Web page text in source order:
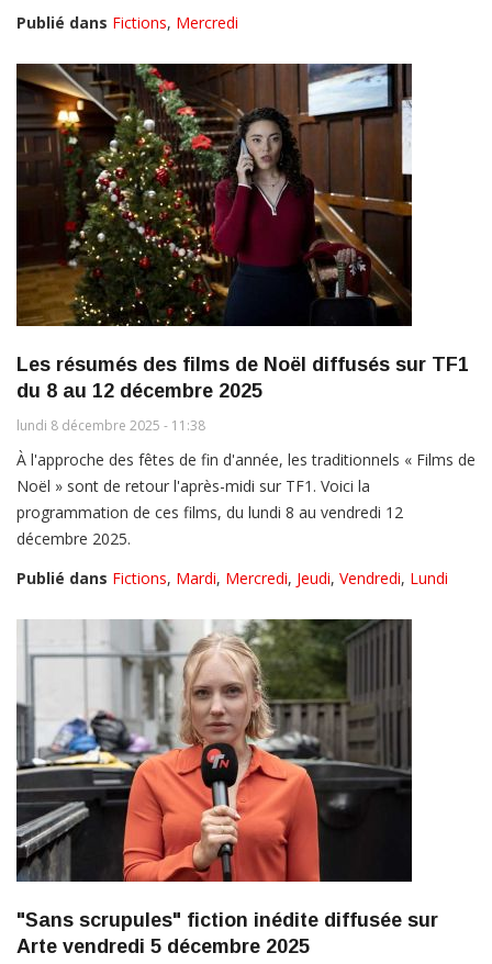
Publié dans Fictions, Mercredi
Les résumés des films de Noël diffusés sur TF1
du 8 au 12 décembre 2025
lundi 8 décembre 2025 - 11:38
À l'approche des fêtes de fin d'année, les traditionnels « Films de
Noël » sont de retour l'après-midi sur TF1. Voici la
programmation de ces films, du lundi 8 au vendredi 12
décembre 2025.
Publié dans Fictions, Mardi, Mercredi, Jeudi, Vendredi, Lundi
"Sans scrupules" fiction inédite diffusée sur
Arte vendredi 5 décembre 2025